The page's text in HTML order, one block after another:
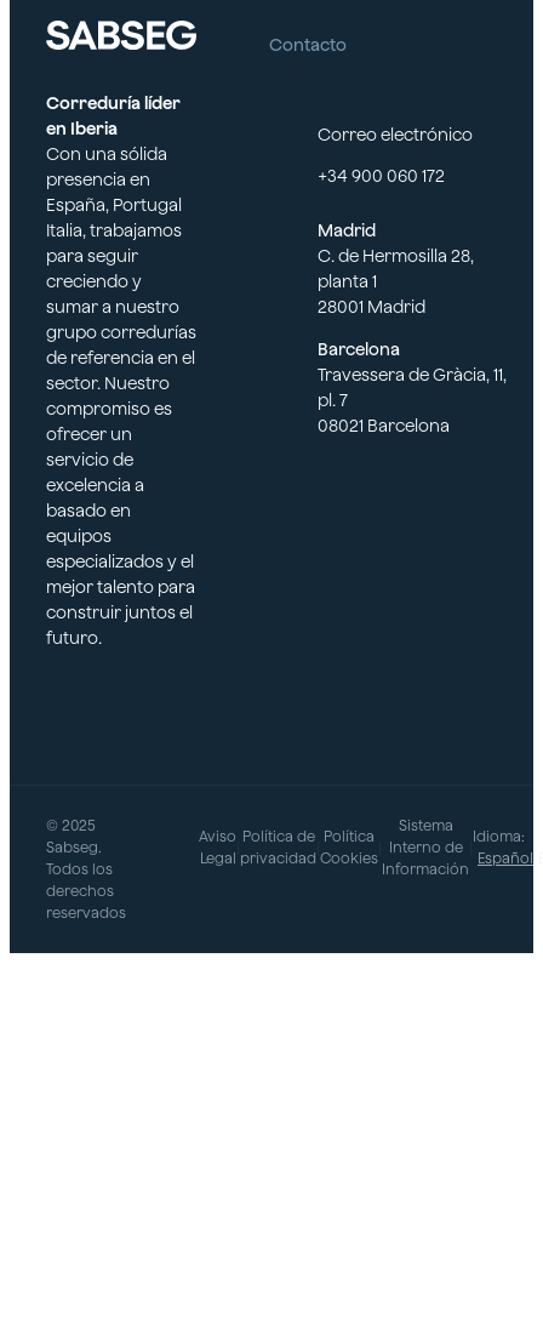
equipo está listo para
diseñar un plan que
completa de tu
Correduría líder
en Iberia
Con una sólida
presencia en
España, Portugal
Italia, trabajamos
para seguir
creciendo y
sumar a nuestro
grupo corredurías
de referencia en el
sector. Nuestro
compromiso es
ofrecer un
servicio de
excelencia a
basado en
equipos
especializados y el
mejor talento para
construir juntos el
futuro.
Contacto
Correo electrónico
+34 900 060 172
Madrid
C. de Hermosilla 28,
planta 1
28001 Madrid
Barcelona
Travessera de Gràcia, 11,
pl. 7
08021 Barcelona
© 2025
Sabseg.
Todos los
derechos
reservados
Aviso
Legal
Política de
privacidad
Política
Cookies
Sistema
Interno de
Información
Idioma:
Español